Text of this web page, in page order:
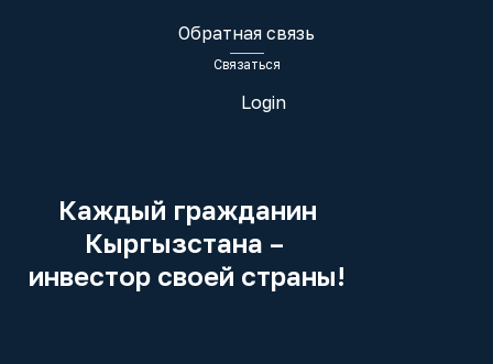
Обратная связь
Связаться
Login
Каждый гражданин
Кыргызстана –
инвестор своей страны!